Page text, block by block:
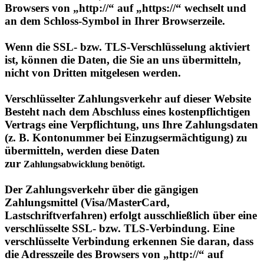
Wenn die SSL- bzw. TLS-Verschlüsselung aktiviert
nicht von Dritten mitgelesen werden.
Verschlüsselter Zahlungsverkehr auf dieser Website
Vertrags eine Verpflichtung, uns Ihre Zahlungsdaten
(z. B. Kontonummer bei Einzugsermächtigung) zu
übermitteln, werden diese Daten
zurZahlungsabwicklungbenötigt.
Der Zahlungsverkehr über die gängigen
Lastschriftverfahren) erfolgt ausschließlich über eine
verschlüsselte SSL- bzw. TLS-Verbindung. Eine
verschlüsselte Verbindung erkennen Sie daran, dass
die Adresszeile des Browsers von „http://“ auf
„https://“ wechselt und an dem Schloss-Symbol in
Ihrer Browserzeile.